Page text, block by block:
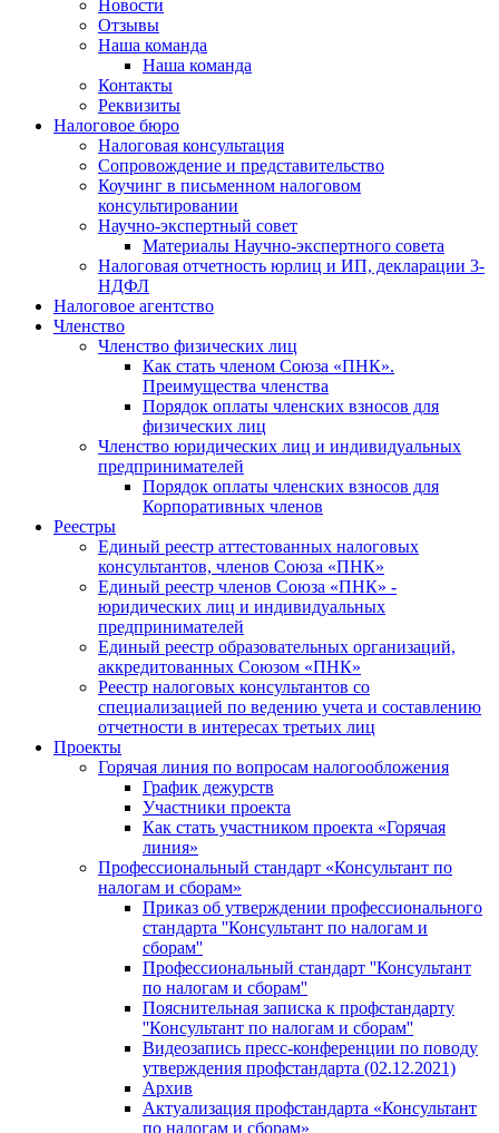
Новости
Отзывы
Наша команда
Наша команда
Контакты
Реквизиты
Налоговое бюро
Налоговая консультация
Cопровождение и представительство
Коучинг в письменном налоговом
консультировании
Научно-экспертный совет
Материалы Научно-экспертного совета
Налоговая отчетность юрлиц и ИП, декларации 3-
НДФЛ
Налоговое агентство
Членство
Членство физических лиц
Как стать членом Союза «ПНК».
Преимущества членства
Порядок оплаты членских взносов для
физических лиц
Членство юридических лиц и индивидуальных
предпринимателей
Порядок оплаты членских взносов для
Корпоративных членов
Реестры
Единый реестр аттестованных налоговых
консультантов, членов Союза «ПНК»
Единый реестр членов Союза «ПНК» -
юридических лиц и индивидуальных
предпринимателей
Единый реестр образовательных организаций,
аккредитованных Союзом «ПНК»
Реестр налоговых консультантов со
специализацией по ведению учета и составлению
отчетности в интересах третьих лиц
Проекты
Горячая линия по вопросам налогообложения
График дежурств
Участники проекта
Как стать участником проекта «Горячая
линия»
Профессиональный стандарт «Консультант по
налогам и сборам»
Приказ об утверждении профессионального
стандарта ''Консультант по налогам и
сборам''
Профессиональный стандарт ''Консультант
по налогам и сборам''
Пояснительная записка к профстандарту
''Консультант по налогам и сборам''
Видеозапись пресс-конференции по поводу
утверждения профстандарта (02.12.2021)
Архив
Актуализация профстандарта «Консультант
по налогам и сборам»